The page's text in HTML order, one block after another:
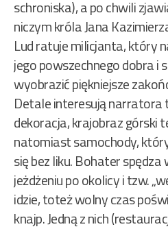
schroniska), a po chwili
niczym króla Jana
Lud ratuje milicjanta, który
jego powszechnego dobra i
wyobrazić piękniejsze
Detale interesują narratora
dekoracja, krajobraz górski
natomiast samochody,
się bez liku. Bohater spędza
jeżdżeniu po okolicy i tzw.
idzie, toteż wolny czas
knajp. Jedną z nich